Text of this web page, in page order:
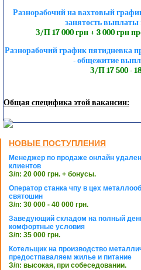
Разнорабочий на вахтовый
занятость выплаты
З/П 17 000 грн + 3 000 грн
Разнорабочий график пятидневка
- общежитие
З/П 17 500 -
Общая специфика этой вакансии:
НОВЫЕ ПОСТУПЛЕНИЯ
Менеджер по продаже онлайн
клиентов
З/п: 20 000 грн. + бонусы.
Оператор станка чпу в цех
святошин
З/п: 30 000 - 40 000 грн.
Заведующий складом на полный
комфортные условия
З/п: 35 000 грн.
Котельщик на производство
предостпаваляем жилье и питание
З/п: высокая, при собеседовании.